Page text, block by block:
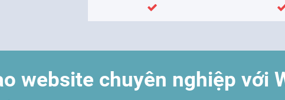
website chuyên nghiệp với